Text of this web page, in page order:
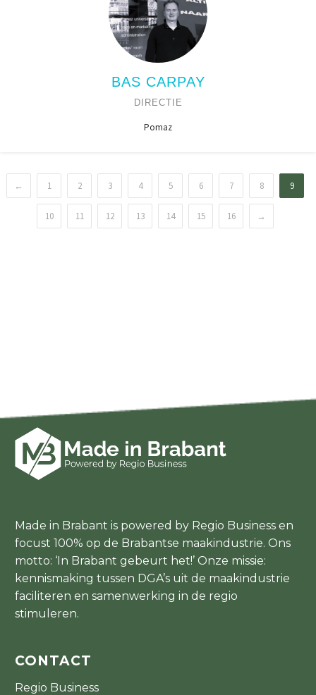
BAS CARPAY
DIRECTIE
Pomaz
← 1 2 3 4 5 6 7 8 9
10 11 12 13 14 15 16 →
Made in Brabant is powered by Regio Business en
focust 100% op de Brabantse maakindustrie. Ons
motto: ‘In Brabant gebeurt het!’ Onze missie:
kennismaking tussen DGA’s uit de maakindustrie
faciliteren en samenwerking in de regio
stimuleren.
CONTACT
Regio Business